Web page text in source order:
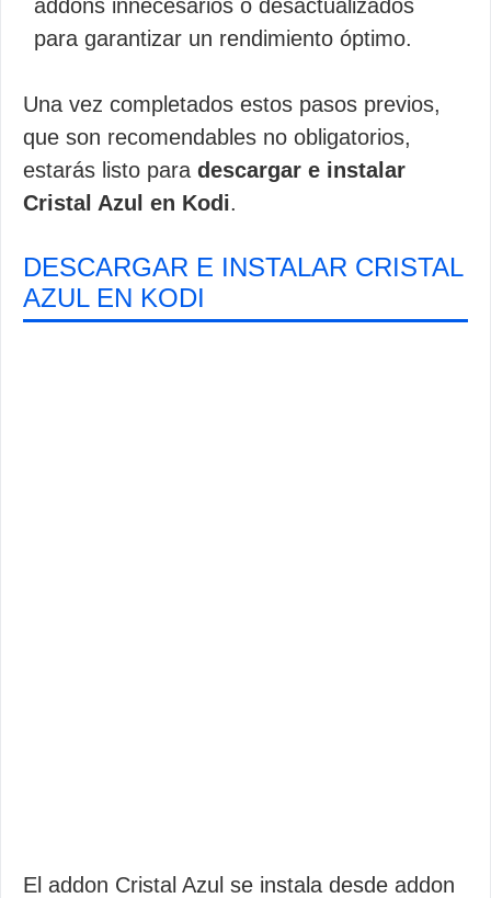
addons innecesarios o desactualizados
para garantizar un rendimiento óptimo.
Una vez completados estos pasos previos,
que son recomendables no obligatorios,
estarás listo para descargar e instalar
Cristal Azul en Kodi.
DESCARGAR E INSTALAR CRISTAL
AZUL EN KODI
El addon Cristal Azul se instala desde addon